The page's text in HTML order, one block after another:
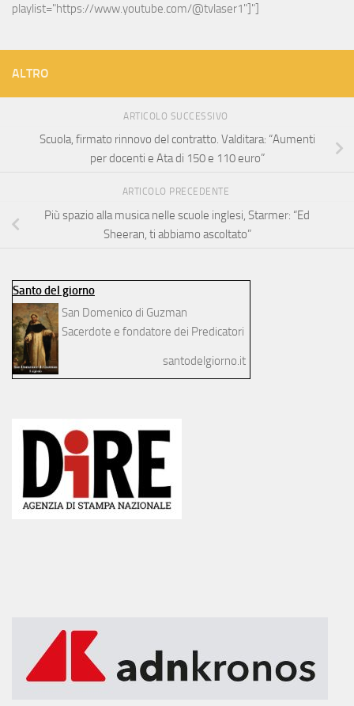
playlist="https://www.youtube.com/@tvlaser1"]"]
ALTRO
ARTICOLO SUCCESSIVO
Scuola, firmato rinnovo del contratto. Valditara: “Aumenti
per docenti e Ata di 150 e 110 euro”
ARTICOLO PRECEDENTE
Più spazio alla musica nelle scuole inglesi, Starmer: “Ed
Sheeran, ti abbiamo ascoltato”
Santo del giorno
San Domenico di Guzman
Sacerdote e fondatore dei Predicatori
santodelgiorno.it